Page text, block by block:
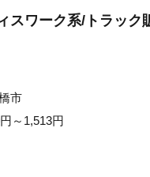
スワーク系/トラック
市
～1,513円